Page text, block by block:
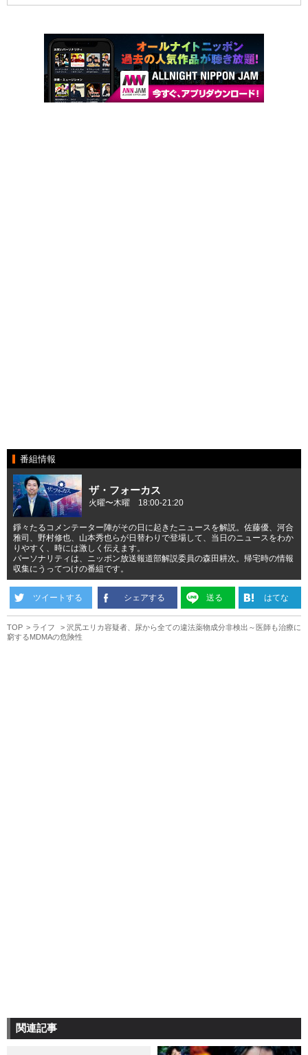
番組情報
ザ・フォーカス
火曜〜木曜 18:00-21:20
錚々たるコメンテーター陣がその日に起きたニュースを解説。佐藤優、河合
雅司、野村修也、山本秀也らが日替わりで登場して、当日のニュースをわか
りやすく、時には激しく伝えます。
パーソナリティは、ニッポン放送報道部解説委員の森田耕次。帰宅時の情報
収集にうってつけの番組です。
ツイートする シェアする 送る はてな
TOP ライフ
沢尻エリカ容疑者、尿から全ての違法薬物成分非検出～医師も治療に
窮するMDMAの危険性
関連記事